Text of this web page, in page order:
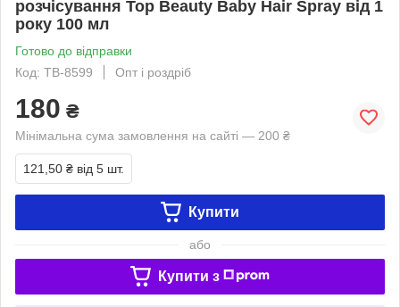
розчісування Top Beauty Baby Hair Spray від 1
року 100 мл
Готово до відправки
Код: TB-8599
Опт і роздріб
180 ₴
Мінімальна сума замовлення на сайті — 200 ₴
121,50 ₴ від 5 шт.
Купити
або
Купити з